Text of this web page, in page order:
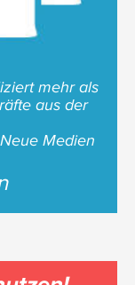
mehr als
aus der
Medien